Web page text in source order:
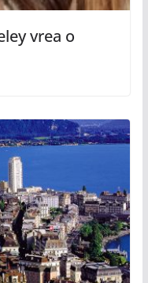
vrea o